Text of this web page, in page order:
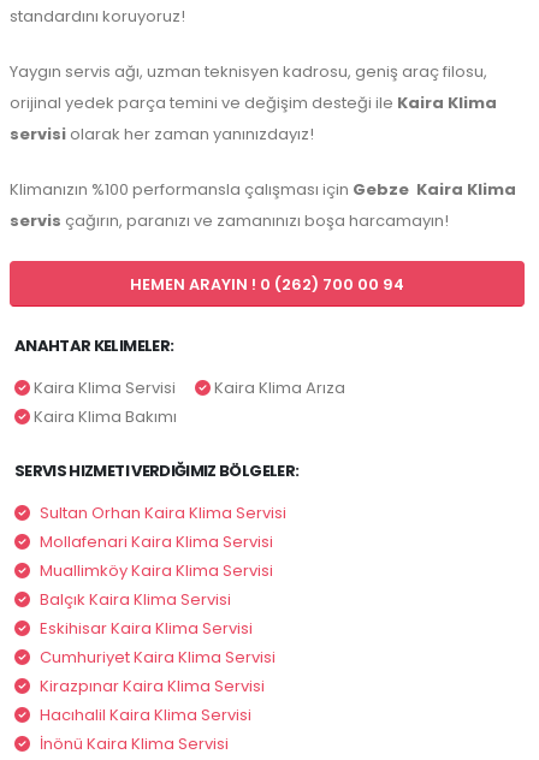
standardını koruyoruz!
Yaygın servis ağı, uzman teknisyen kadrosu, geniş araç filosu,
orijinal yedek parça temini ve değişim desteği ile Kaira Klima
servisi olarak her zaman yanınızdayız!
Klimanızın %100 performansla çalışması için Gebze Kaira Klima
servis çağırın, paranızı ve zamanınızı boşa harcamayın!
HEMEN ARAYIN ! 0 (262) 700 00 94
ANAHTAR KELIMELER:
Kaira Klima Servisi
Kaira Klima Arıza
Kaira Klima Bakımı
SERVIS HIZMETI VERDIĞIMIZ BÖLGELER:
Sultan Orhan Kaira Klima Servisi
Mollafenari Kaira Klima Servisi
Muallimköy Kaira Klima Servisi
Balçık Kaira Klima Servisi
Eskihisar Kaira Klima Servisi
Cumhuriyet Kaira Klima Servisi
Kirazpınar Kaira Klima Servisi
Hacıhalil Kaira Klima Servisi
İnönü Kaira Klima Servisi